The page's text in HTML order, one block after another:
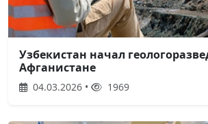
Узбекистан начал
Афганистане
04.03.2026 • 1969